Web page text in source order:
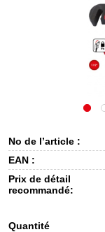
No de l’article :
EAN :
Prix de détail
recommandé:
Quantité